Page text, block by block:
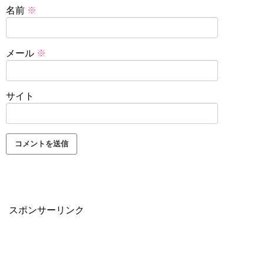
名前 ※
メール ※
サイト
スポンサーリンク